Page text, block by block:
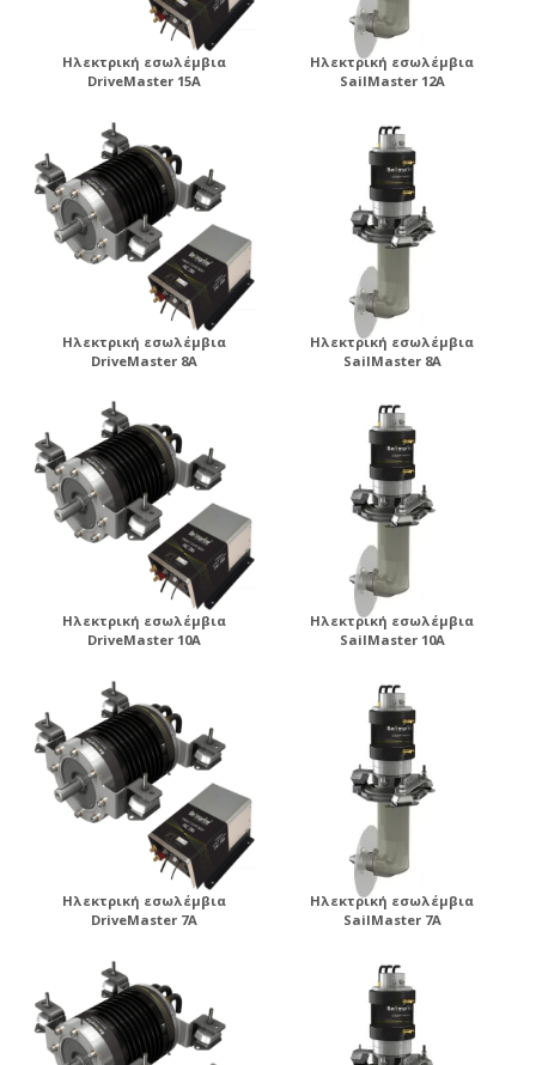
Ηλεκτρική εσωλέμβια
DriveMaster 15A
Ηλεκτρική εσωλέμβια
DriveMaster 8A
Ηλεκτρική εσωλέμβια
DriveMaster 10A
Ηλεκτρική εσωλέμβια
DriveMaster 7A
Ηλεκτρική εσωλέμβια
SailMaster 12A
Ηλεκτρική εσωλέμβια
SailMaster 8A
Ηλεκτρική εσωλέμβια
SailMaster 10A
Ηλεκτρική εσωλέμβια
SailMaster 7A